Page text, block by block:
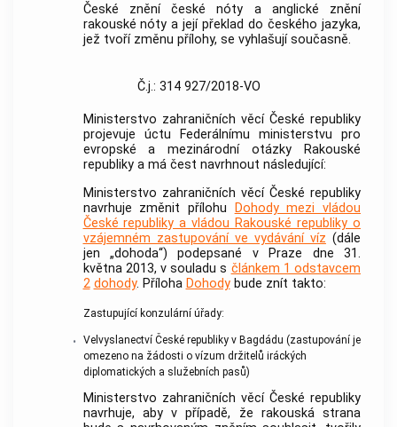
České znění české nóty a anglické znění
rakouské nóty a její překlad do českého jazyka,
jež tvoří změnu přílohy, se vyhlašují současně.
Č.j.: 314 927/2018-VO
Ministerstvo zahraničních věcí České republiky
projevuje úctu Federálnímu ministerstvu pro
evropské a mezinárodní otázky Rakouské
republiky a má čest navrhnout následující:
Ministerstvo zahraničních věcí České republiky
navrhuje změnit přílohu
Dohody mezi vládou
České republiky a vládou Rakouské republiky o
vzájemném zastupování ve vydávání víz (dále
jen „dohoda“) podepsané v Praze dne 31.
května 2013, v souladu s článkem 1 odstavcem
2 dohody. Příloha Dohodybude znít takto:
Zastupující konzulární úřady:
•
Velvyslanectví České republiky v Bagdádu (zastupování je
omezeno na žádosti o vízum držitelů iráckých
diplomatických a služebních pasů)
Ministerstvo zahraničních věcí České republiky
navrhuje, aby v případě, že rakouská strana